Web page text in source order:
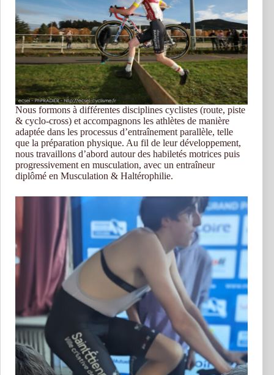
Nous formons à différentes disciplines cyclistes (route, piste
& cyclo-cross) et accompagnons les athlètes de manière
adaptée dans les processus d’entraînement parallèle, telle
que la préparation physique. Au fil de leur développement,
nous travaillons d’abord autour des habiletés motrices puis
progressivement en musculation, avec un entraîneur
diplômé en Musculation & Haltérophilie.